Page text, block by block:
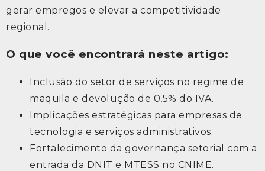
gerar empregos e elevar a competitividade
regional.
O que você encontrará neste artigo:
Inclusão do setor de serviços no regime de
maquila e devolução de 0,5% do IVA.
Implicações estratégicas para empresas de
tecnologia e serviços administrativos.
Fortalecimento da governança setorial com a
entrada da DNIT e MTESS no CNIME.